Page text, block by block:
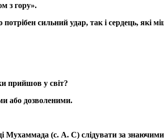
з гору».
сильний удар, так і сердець, які
прийшов у світ?
або дозволеними.
Мухаммада (с. А. С) слідувати за